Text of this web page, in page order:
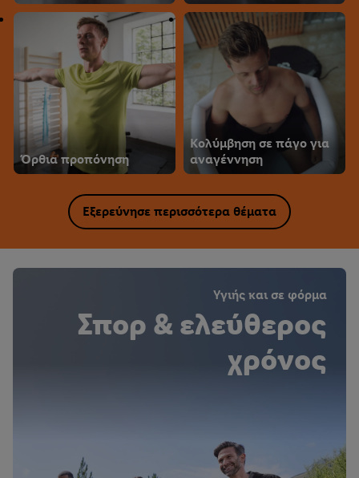
Όρθια προπόνηση
Κολύμβηση σε πάγο για
αναγέννηση
Εξερεύνησε περισσότερα θέματα
Υγιής και σε φόρμα
Σπορ & ελεύθερος
χρόνος